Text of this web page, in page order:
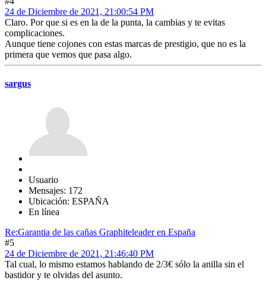
24 de Diciembre de 2021, 21:00:54 PM
Claro. Por que si es en la de la punta, la cambias y te evitas
complicaciones.
Aunque tiene cojones con estas marcas de prestigio, que no es la
primera que vemos que pasa algo.
sargus
Usuario
Mensajes: 172
Ubicación: ESPAÑA
En línea
Re:Garantia de las cañas Graphiteleader en España
#5
24 de Diciembre de 2021, 21:46:40 PM
Tal cual, lo mismo estamos hablando de 2/3€ sólo la anilla sin el
bastidor y te olvidas del asunto.